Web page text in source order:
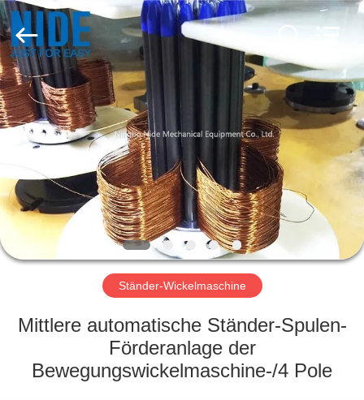
HAUS
PRODUKTE
ÜBER
UNS
QUALITÄTSKONTROLLE
TRETEN
MIT
Nide
Tech
Co.,
Ltd.
All
Rights
Reserved.
Ständer-Wickelmaschine
Mittlere automatische Ständer-Spulen-
Förderanlage der
Bewegungswickelmaschine-/4 Pole